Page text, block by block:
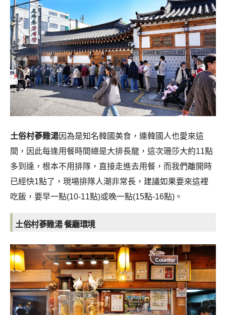
土俗村蔘雞湯因為是知名韓國美食，連韓國人也愛來這
間，因此每逢用餐時間總是大排長龍，這次珊莎大約11點
多到達，根本不用排隊，直接走進去用餐，而我們離開時
已經快1點了，現場排隊人潮非常長，建議如果要來這裡
吃飯，要早一點(10-11點)或晚一點(15點-16點)。
土俗村蔘雞湯 餐廳環境